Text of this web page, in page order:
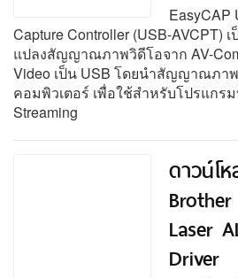
EasyCAP
Capture Controller (USB-AVCPT)
แปลงสัญญาณภาพวิดีโอจาก AV-
Video เป็น USB โดยนำสัญญาณภา
คอมพิวเตอร์ เพื่อใช้สำหรับโปรแกร
Streaming
ดาวน์โห
Brother
Laser
Driver